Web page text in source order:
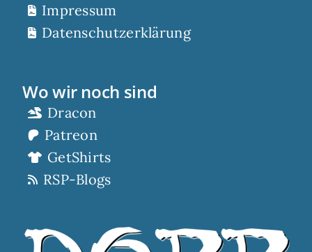
Impressum
Datenschutzerklärung
Wo wir noch sind
Dracon
Patreon
GetShirts
RSP-Blogs